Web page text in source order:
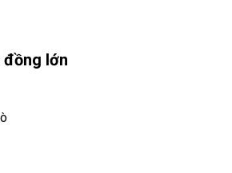
lớn